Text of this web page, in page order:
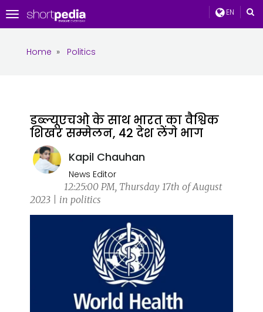
EN
Toggle
navigation
Home » Politics
डब्ल्यूएचओ के साथ भारत का वैश्विक
शिखर सम्मेलन, 42 देश लेंगे भाग
Kapil Chauhan
News Editor
12:25:00 PM, Thursday 17th of August
2023 | in politics